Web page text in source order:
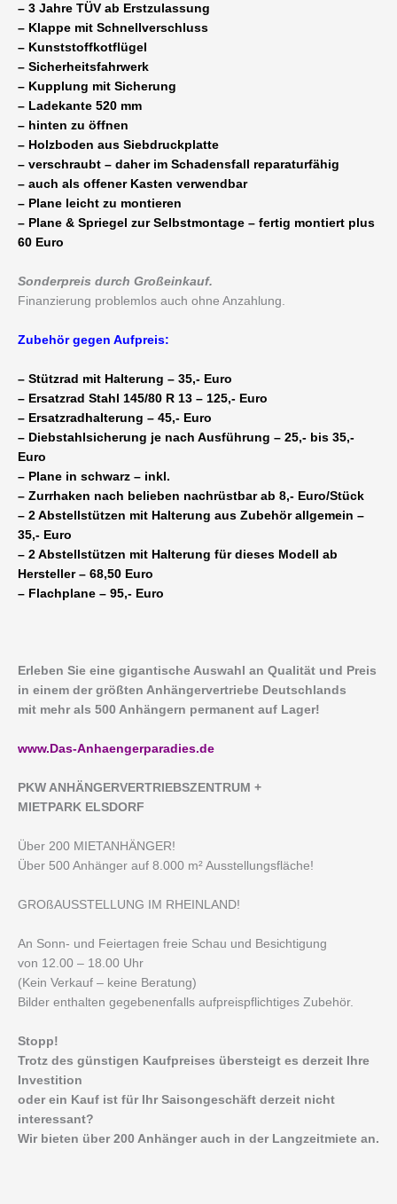
– 3 Jahre TÜV ab Erstzulassung
– Klappe mit Schnellverschluss
– Kunststoffkotflügel
– Sicherheitsfahrwerk
– Kupplung mit Sicherung
– Ladekante 520 mm
– hinten zu öffnen
– Holzboden aus Siebdruckplatte
– verschraubt – daher im Schadensfall reparaturfähig
– auch als offener Kasten verwendbar
– Plane leicht zu montieren
– Plane & Spriegel zur Selbstmontage – fertig montiert plus
60 Euro
Sonderpreis durch Großeinkauf.
Finanzierung problemlos auch ohne Anzahlung.
Zubehör gegen Aufpreis:
– Stützrad mit Halterung – 35,- Euro
– Ersatzrad Stahl 145/80 R 13 – 125,- Euro
– Ersatzradhalterung – 45,- Euro
– Diebstahlsicherung je nach Ausführung – 25,- bis 35,-
Euro
– Plane in schwarz – inkl.
– Zurrhaken nach belieben nachrüstbar ab 8,- Euro/Stück
– 2 Abstellstützen mit Halterung aus Zubehör allgemein –
35,- Euro
– 2 Abstellstützen mit Halterung für dieses Modell ab
Hersteller – 68,50 Euro
– Flachplane – 95,- Euro
Erleben Sie eine gigantische Auswahl an Qualität und Preis
in einem der größten Anhängervertriebe Deutschlands
mit mehr als 500 Anhängern permanent auf Lager!
www.Das-Anhaengerparadies.de
P KW ANHÄNGERVERTRIEBSZENTRUM +
MIETPARK ELSDORF
Über 200 MIETANHÄNGER!
Über 500 Anhänger auf 8.000 m² Ausstellungsfläche!
GROßAUSSTELLUNG IM RHEINLAND!
An Sonn- und Feiertagen freie Schau und Besichtigung
von 12.00 – 18.00 Uhr
(Kein Verkauf – keine Beratung)
Bilder enthalten gegebenenfalls aufpreispflichtiges Zubehör.
Stopp!
Trotz des günstigen Kaufpreises übersteigt es derzeit Ihre
Investition
oder ein Kauf ist für Ihr Saisongeschäft derzeit nicht
interessant?
Wir bieten über 200 Anhänger auch in der Langzeitmiete an.